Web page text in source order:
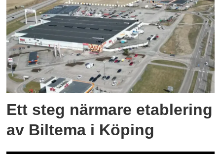
Ett steg närmare etablering
av Biltema i Köping